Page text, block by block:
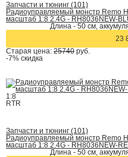
Запчасти и тюнинг (101)
Радиоуправляемый монстр Remo
масштаб 1:8 2.4G - RH8036NEW-
Длина - 50 см,
23
Старая цена: 25740 руб.
-7% скидка
1:8
RTR
Запчасти и тюнинг (101)
Радиоуправляемый монстр Remo
масштаб 1:8 2.4G - RH8036NEW-
Длина - 50 см,